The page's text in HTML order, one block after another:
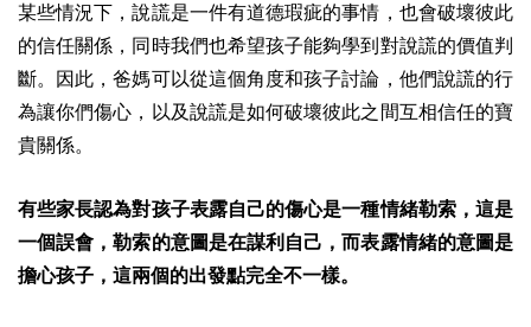
某些情況下，說謊是一件有道德瑕疵的事情，也會破壞彼此
的信任關係，同時我們也希望孩子能夠學到對說謊的價值判
斷。因此，爸媽可以從這個角度和孩子討論，他們說謊的行
為讓你們傷心，以及說謊是如何破壞彼此之間互相信任的寶
貴關係。
有些家長認為對孩子表露自己的傷心是一種情緒勒索，這是
一個誤會，勒索的意圖是在謀利自己，而表露情緒的意圖是
擔心孩子，這兩個的出發點完全不一樣。